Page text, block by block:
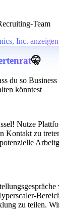
Team
Inc. anzeigen
🤫
du so
könntest
Nutze
Kontakt zu
zu teilen.